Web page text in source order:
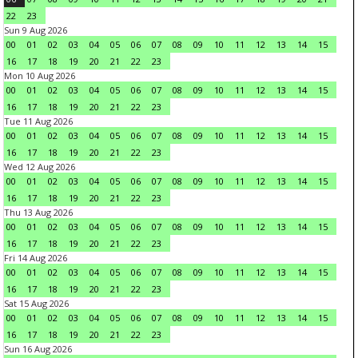
22
23
Sun 9 Aug 2026
00
01 02 03 04 05 06 07 08 09 10 11 12 13 14
15
16
17 18 19 20 21 22
23
Mon 10 Aug 2026
00
01 02 03 04 05 06 07 08 09 10 11 12 13 14
15
16
17 18 19 20 21 22
23
Tue 11 Aug 2026
00
01 02 03 04 05 06 07 08 09 10 11 12 13 14
15
16
17 18 19 20 21 22
23
Wed 12 Aug 2026
00
01 02 03 04 05 06 07 08 09 10 11 12 13 14
15
16
17 18 19 20 21 22
23
Thu 13 Aug 2026
00
01 02 03 04 05 06 07 08 09 10 11 12 13 14
15
16
17 18 19 20 21 22
23
Fri 14 Aug 2026
00
01 02 03 04 05 06 07 08 09 10 11 12 13 14
15
16
17 18 19 20 21 22
23
Sat 15 Aug 2026
00
01 02 03 04 05 06 07 08 09 10 11 12 13 14
15
16
17 18 19 20 21 22
23
Sun 16 Aug 2026